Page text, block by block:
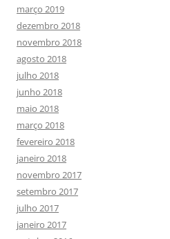
março 2019
dezembro 2018
novembro 2018
agosto 2018
julho 2018
junho 2018
maio 2018
março 2018
fevereiro 2018
janeiro 2018
novembro 2017
setembro 2017
julho 2017
janeiro 2017